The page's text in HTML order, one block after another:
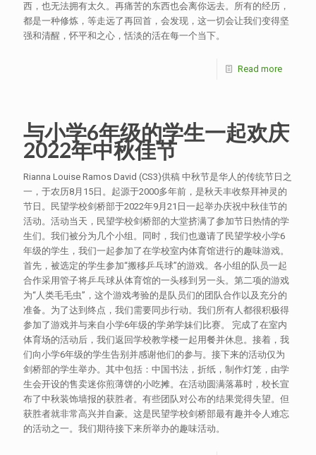
西，也无法拥有太久。再痛苦的东西也会离你远去。所有的经历，
都是一种修炼，等走远了再回首，会发现，这一切会让我们变得坚
强和清醒，怀平和之心，恬淡的活在每一个当下。
Read more
与小学6年级的学生一起欢庆
2022年中秋佳节
Rianna Louise Ramos David (CS3)供稿 中秋节是华人的传统节日之
一，于农历8月15日。起源于2000多年前，是秋天丰收祭拜神灵的
节日。民望学校剑桥部于2022年9月21日一起举办庆祝中秋佳节的
活动。活动当天，民望学校剑桥部的大堂挤满了参加节日热情的学
生们。我们被分为几个小组。同时，我们也邀请了民望学校小学6
年级的学生，我们一起参加了在学校室内体育馆进行的趣味游戏。
首先，被选定的学生参加“搬移乒乓球”的游戏。各小组的队员一起
合作采用管子将乒乓球从体育馆的一头移到另一头。第二项的游戏
为“人类毛毛虫”，这个游戏考验的是队员们的团队合作以及充分的
准备。为了达到终点，我们需要同步行动。我们所有人都很积极得
参加了游戏并与来自小学6年级的学弟学妹们比赛。 完成了在室内
体育场的活动后，我们返回学校教学楼一起用餐并休息。接着，我
们向小学6年级的学生告别并感谢他们的参与。接下来的活动仅为
剑桥部的学生举办。其中包括：中国书法，折纸，制作灯笼，由学
生会开设的售卖迷你煎薄饼的小吃摊。在活动圆满落幕时，校长宣
布了中秋装饰墙报的获胜者。有些团队对公布的结果觉得失望。但
获胜者就非常高兴并自豪。这是民望学校剑桥部最有趣并令人难忘
的活动之一。我们期待接下来所举办的趣味活动。